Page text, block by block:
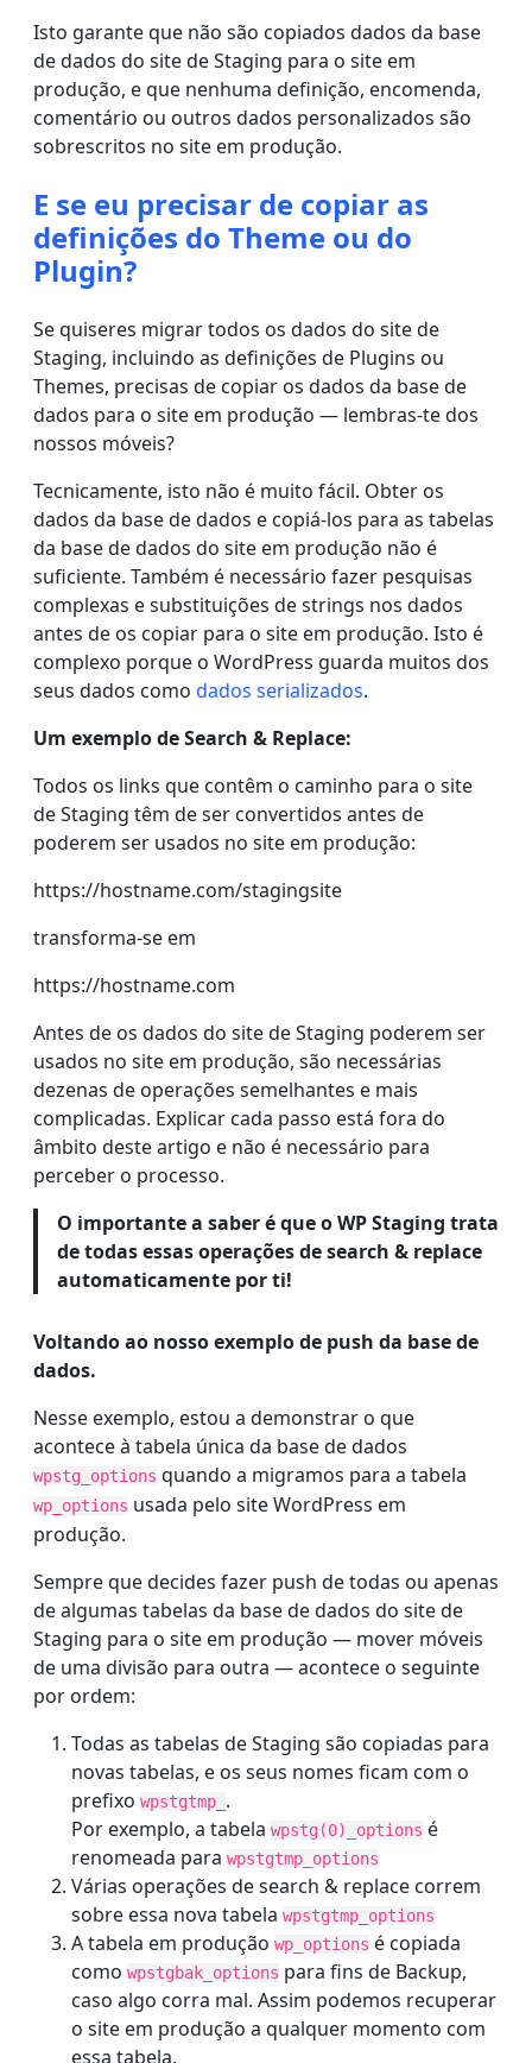
Isto garante que não são copiados dados da base
de dados do site de Staging para o site em
produção, e que nenhuma definição, encomenda,
comentário ou outros dados personalizados são
sobrescritos no site em produção.
E se eu precisar de copiar as
definições do Theme ou do
Plugin?
Se quiseres migrar todos os dados do site de
Staging, incluindo as definições de Plugins ou
Themes, precisas de copiar os dados da base de
dados para o site em produção — lembras-te dos
nossos móveis?
Tecnicamente, isto não é muito fácil. Obter os
dados da base de dados e copiá-los para as tabelas
da base de dados do site em produção não é
suficiente. Também é necessário fazer pesquisas
complexas e substituições de strings nos dados
antes de os copiar para o site em produção. Isto é
complexo porque o WordPress guarda muitos dos
seus dados como dados serializados.
Um exemplo de Search & Replace:
Todos os links que contêm o caminho para o site
de Staging têm de ser convertidos antes de
poderem ser usados no site em produção:
https://hostname.com/stagingsite
transforma-se em
https://hostname.com
Antes de os dados do site de Staging poderem ser
usados no site em produção, são necessárias
dezenas de operações semelhantes e mais
complicadas. Explicar cada passo está fora do
âmbito deste artigo e não é necessário para
perceber o processo.
O importante a saber é que o WP Staging trata
de todas essas operações de search & replace
automaticamente por ti!
Voltando ao nosso exemplo de push da base de
dados.
Nesse exemplo, estou a demonstrar o que
acontece à tabela única da base de dados
wpstg_options quando a migramos para a tabela
wp_options usada pelo site WordPress em
produção.
Sempre que decides fazer push de todas ou apenas
de algumas tabelas da base de dados do site de
Staging para o site em produção — mover móveis
de uma divisão para outra — acontece o seguinte
por ordem:
Todas as tabelas de Staging são copiadas para
novas tabelas, e os seus nomes ficam com o
prefixo wpstgtmp_ .
Por exemplo, a tabela wpstg(0)_options é
renomeada para wpstgtmp_options
Várias operações de search & replace correm
sobre essa nova tabela wpstgtmp_options
A tabela em produção wp_options é copiada
como wpstgbak_options para fins de Backup,
caso algo corra mal. Assim podemos recuperar
o site em produção a qualquer momento com
essa tabela.